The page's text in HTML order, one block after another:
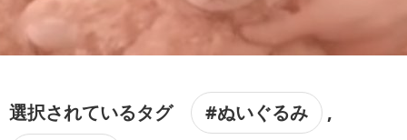
選択されているタグ #ぬいぐるみ
,